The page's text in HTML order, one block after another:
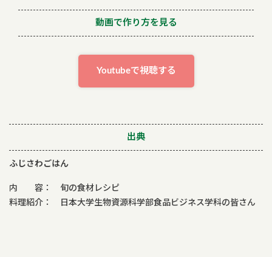
動画で作り方を見る
Youtubeで視聴する
出典
ふじさわごはん
内 容： 旬の食材レシピ
料理紹介： 日本大学生物資源科学部食品ビジネス学科の皆さん